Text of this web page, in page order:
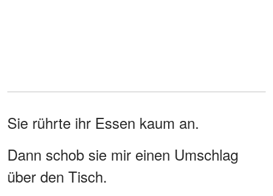
Sie rührte ihr Essen kaum an.
Dann schob sie mir einen Umschlag
über den Tisch.